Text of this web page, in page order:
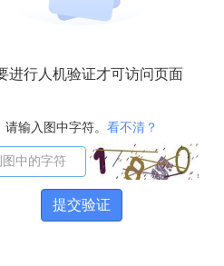
进行人机验证才可访问页面
请输入图中字符。 看不清？
提交验证